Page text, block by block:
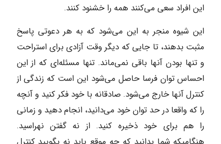
این افراد سعی می‌کنند همه را خشنود کنند.
این شیوه منجر به این می‌شود که به هر دعوتی پاسخ
مثبت بدهند، تا جایی که دیگر وقت آزادی برای استراحت
و تنها بودن آنها باقی نمی‌ماند. تنها مسئله‌ای که از این
احساس توان فرسا حاصل می‌شود این است که زندگی از
کنترل آنها خارج می‌شود. صادقانه با خود فکر کنید و آنچه
را که واقعا در حد توان خود می‌دانید، انجام دهید و زمانی
را هم برای خود ذخیره کنید. از نه گفتن نهراسید.